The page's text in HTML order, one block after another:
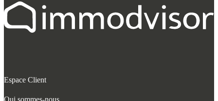
Espace Client
Qui sommes-nous